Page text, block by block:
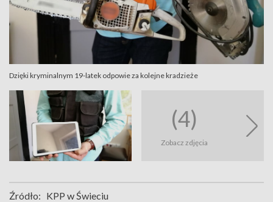
Dzięki kryminalnym 19-latek odpowie za kolejne kradzieże
(4)
Zobacz zdjęcia
Źródło: KPP w Świeciu